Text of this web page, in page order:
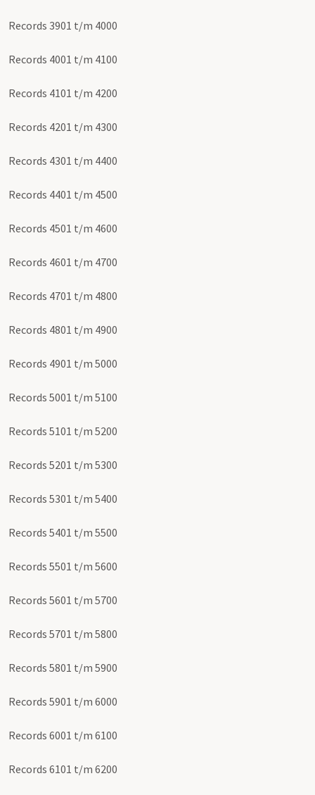
Records 3901 t/m 4000
Records 4001 t/m 4100
Records 4101 t/m 4200
Records 4201 t/m 4300
Records 4301 t/m 4400
Records 4401 t/m 4500
Records 4501 t/m 4600
Records 4601 t/m 4700
Records 4701 t/m 4800
Records 4801 t/m 4900
Records 4901 t/m 5000
Records 5001 t/m 5100
Records 5101 t/m 5200
Records 5201 t/m 5300
Records 5301 t/m 5400
Records 5401 t/m 5500
Records 5501 t/m 5600
Records 5601 t/m 5700
Records 5701 t/m 5800
Records 5801 t/m 5900
Records 5901 t/m 6000
Records 6001 t/m 6100
Records 6101 t/m 6200